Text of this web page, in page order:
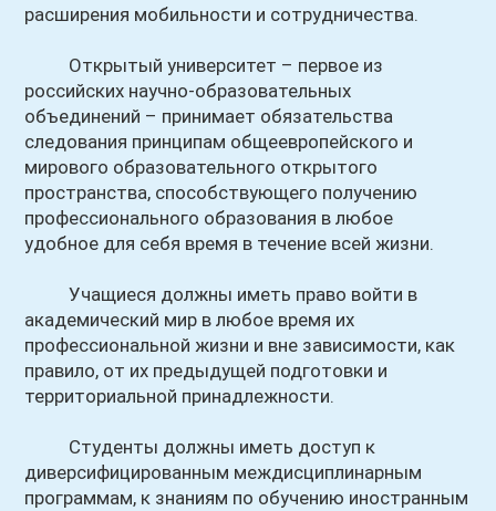
расширения мобильности и сотрудничества.
Открытый университет – первое из
российских научно-образовательных
объединений – принимает обязательства
следования принципам общеевропейского и
мирового образовательного открытого
пространства, способствующего получению
профессионального образования в любое
удобное для себя время в течение всей жизни.
Учащиеся должны иметь право войти в
академический мир в любое время их
профессиональной жизни и вне зависимости, как
правило, от их предыдущей подготовки и
территориальной принадлежности.
Студенты должны иметь доступ к
диверсифицированным междисциплинарным
программам, к знаниям по обучению иностранным